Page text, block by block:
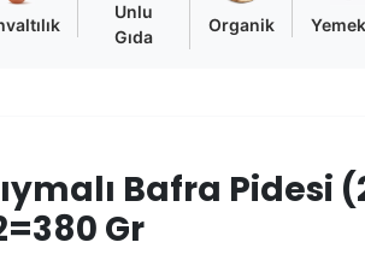
Unlu
Gıda
Organik
Bafra Pidesi
Gr